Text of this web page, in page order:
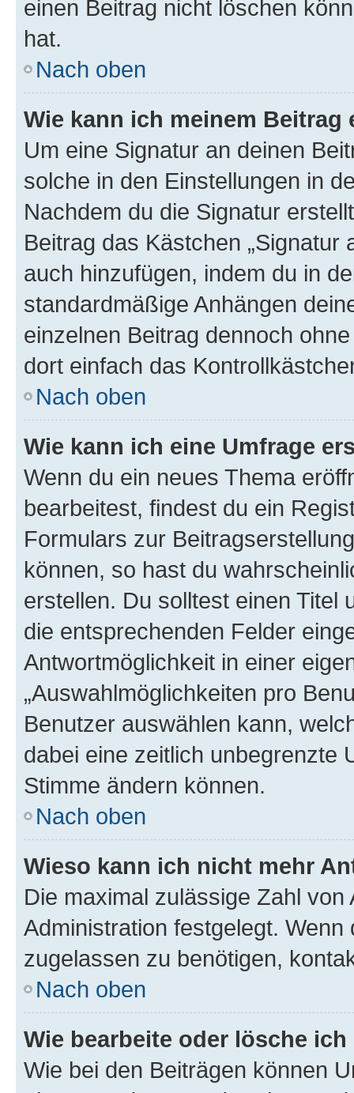
einen Beitrag nicht löschen
hat.
Nach oben
Wie kann ich meinem
Um eine Signatur an deinen
solche in den Einstellungen in
Nachdem du die Signatur
Beitrag das Kästchen „Signatur
auch hinzufügen, indem du in
standardmäßige Anhängen
einzelnen Beitrag dennoch
dort einfach das
Nach oben
Wie kann ich eine Umfrage
Wenn du ein neues Thema
bearbeitest, findest du ein
Formulars zur
können, so hast du
erstellen. Du solltest einen Titel
die entsprechenden Felder
Antwortmöglichkeit in einer
„Auswahlmöglichkeiten pro
Benutzer auswählen kann,
dabei eine zeitlich unbegrenzte
Stimme ändern können.
Nach oben
Wieso kann ich nicht mehr
Die maximal zulässige Zahl
Administration festgelegt.
zugelassen zu benötigen,
Nach oben
Wie bearbeite oder lösche
Wie bei den Beiträgen können